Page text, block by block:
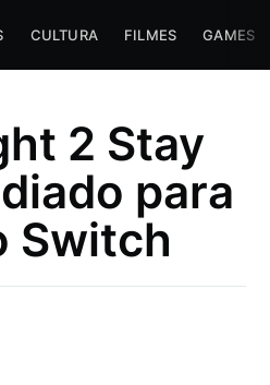
CULTURA FILMES GAMES
2 Stay
para
Switch